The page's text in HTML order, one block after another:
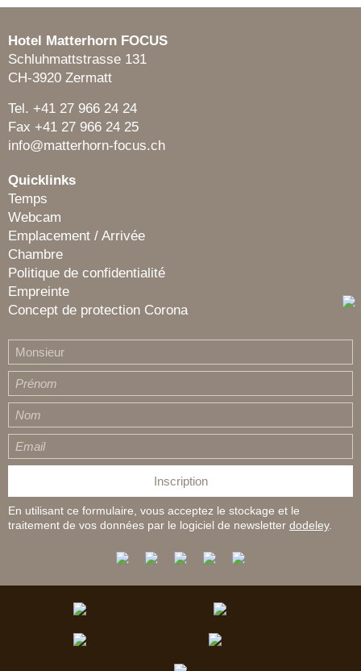
Hotel Matterhorn FOCUS
Schluhmattstrasse 131
CH-3920 Zermatt
Tel. +41 27 966 24 24
Fax +41 27 966 24 25
info@matterhorn-focus.ch
Quicklinks
Temps
Webcam
Emplacement / Arrivée
Chambre
Politique de confidentialité
Empreinte
Concept de protection Corona
Monsieur
En utilisant ce formulaire, vous acceptez le stockage et le
traitement de vos données par le logiciel de newsletter dodeley.